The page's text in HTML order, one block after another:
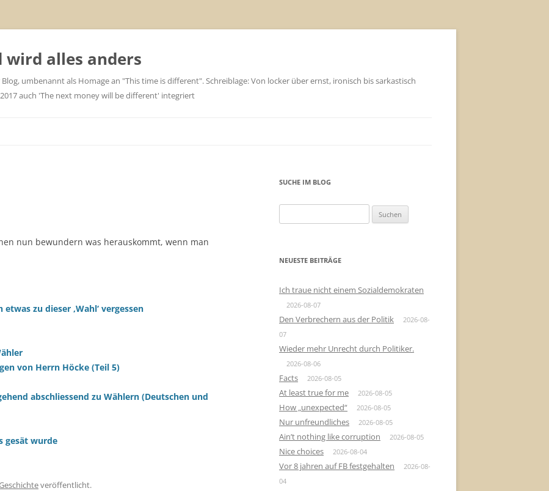
wird alles anders
umbenannt als Homage an "This time is different". Schreiblage: Von locker über ernst, ironisch bis sarkastisch
auch 'The next money will be different' integriert
nun bewundern was herauskommt, wenn man
zu dieser ‚Wahl‘ vergessen
von Herrn Höcke (Teil 5)
abschliessend zu Wählern (Deutschen und
gesät wurde
veröffentlicht.
SUCHE IM BLOG
nach:
NEUESTE BEITRÄGE
Ich traue nicht einem Sozialdemokraten
2026-08-07
Den Verbrechern aus der Politik
2026-08-
07
Wieder mehr Unrecht durch Politiker.
2026-08-06
Facts 2026-08-05
At least true for me 2026-08-05
How „unexpected“ 2026-08-05
Nur unfreundliches 2026-08-05
Ain’t nothing like corruption 2026-08-05
Nice choices 2026-08-04
Vor 8 jahren auf FB festgehalten
2026-08-
04